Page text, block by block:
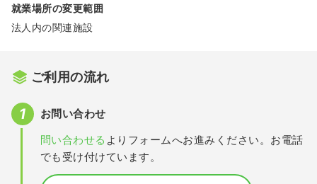
就業場所の変更範囲
法人内の関連施設
ご利用の流れ
お問い合わせ
問い合わせる よりフォームへお進みください。お電話
でも受け付けています。